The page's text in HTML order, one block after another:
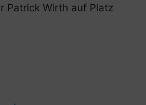
Patrick Wirth auf Platz